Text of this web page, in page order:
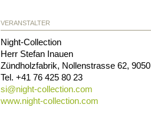
VERANSTALTER
Night-Collection
Herr Stefan Inauen
Zündholzfabrik, Nollenstrasse 62,9050
Tel.+41 76 425 80 23
si@night-collection.com
www.night-collection.com